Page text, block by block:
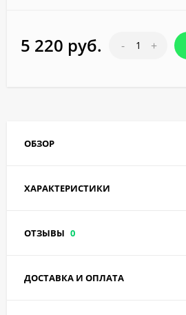
5 220 руб. - +
ОБЗОР
ХАРАКТЕРИСТИКИ
ОТЗЫВЫ 0
ДОСТАВКА И ОПЛАТА